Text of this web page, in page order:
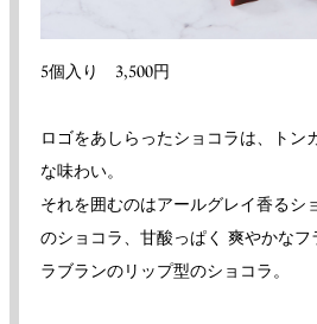
5個入り 3,500円
ロゴをあしらったショコラは、トン
な味わい。
それを囲むのはアールグレイ香るシ
のショコラ、甘酸っぱく 爽やかなフ
ラブランのリップ型のショコラ。